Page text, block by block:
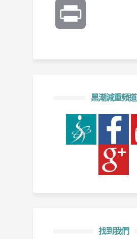
黑潮減重頻道
找到我們